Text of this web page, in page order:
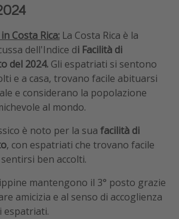
Costa Rica: La Costa Rica è la
dell'Indice di Facilità di
del 2024. Gli espatriati si sentono
e a casa, trovano facile abituarsi
e considerano la popolazione
al mondo.
è noto per la sua facilità di
, con espatriati che trovano facile
ben accolti.
mantengono il 3° posto grazie
amicizia e al senso di accoglienza
espatriati.